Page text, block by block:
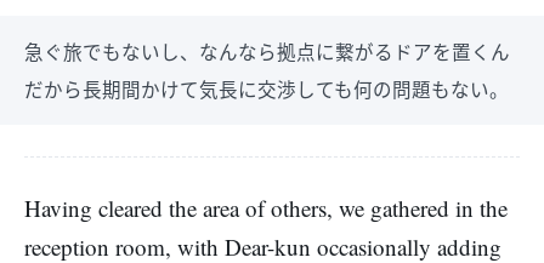
急ぐ旅でもないし、なんなら拠点に繋がるドアを置くん
だから長期間かけて気長に交渉しても何の問題もない。
Having cleared the area of others, we gathered in the
reception room, with Dear-kun occasionally adding